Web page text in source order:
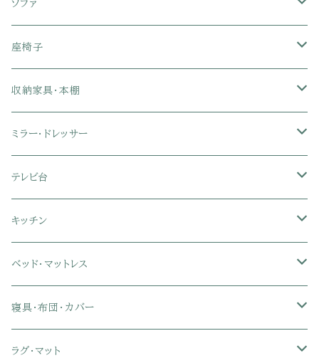
ソファ
1人掛けソファ
2人掛けソファ
3人掛けソファ
フロアソファ・ローソファ
ソファベッド
カウチソファ・コーナーソファ
リクライニングソファ
スツール・オットマン
座椅子
1人掛け座椅子
2人掛け座椅子
リクライニング座椅子
肘付き座椅子
座椅子カバー
ポケットコイル座椅子
収納家具・本棚
カラーボックス
本棚・書棚
衣類・タンス・チェスト
ハンガーラック
ラック・シェルフ
スチールラック・メタルラック
ミラー・ドレッサー
ドレッサー・鏡台
ミラー・スタンドミラー
テレビ台
壁面収納・ハイタイプテレビ台
ミドルタイプテレビ台
ロータイプテレビ台
コーナーテレビ台
キッチン
食器棚・キッチンボード
レンジ台
キッチンワゴン
ベッド・マットレス
ローベッド
セミシングル
収納付きベッド
寝具・布団・カバー
掛け布団
ラグ・マット